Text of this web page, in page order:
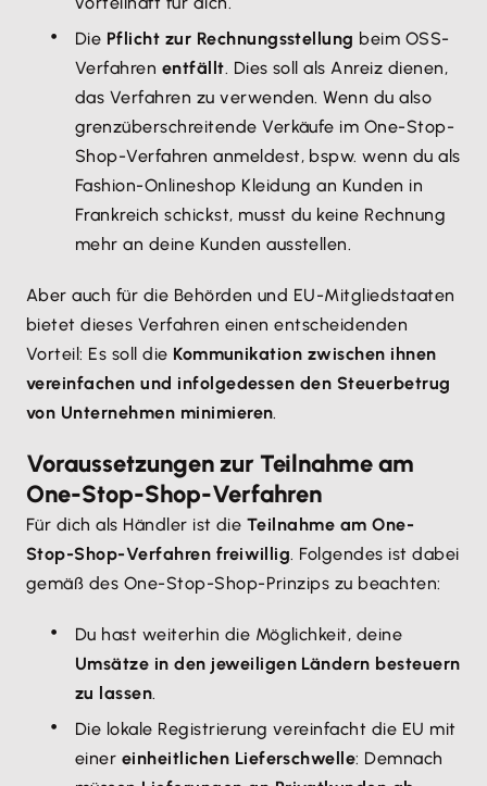
Die Pflicht zur Rechnungsstellung beim OSS-
Verfahren entfällt. Dies soll als Anreiz dienen,
das Verfahren zu verwenden. Wenn du also
grenzüberschreitende Verkäufe im One-Stop-
Shop-Verfahren anmeldest, bspw. wenn du als
Fashion-Onlineshop Kleidung an Kunden in
Frankreich schickst, musst du keine Rechnung
mehr an deine Kunden ausstellen.
Aber auch für die Behörden und EU-Mitgliedstaaten
bietet dieses Verfahren einen entscheidenden
Vorteil: Es soll die Kommunikation zwischen ihnen
vereinfachen und infolgedessen den Steuerbetrug
von Unternehmen minimieren.
Voraussetzungen zur Teilnahme am
One-Stop-Shop-Verfahren
Für dich als Händler ist die Teilnahme am One-
Stop-Shop-Verfahren freiwillig. Folgendes ist dabei
gemäß des One-Stop-Shop-Prinzips zu beachten:
Du hast weiterhin die Möglichkeit, deine
Umsätze in den jeweiligen Ländern besteuern
zu lassen.
Die lokale Registrierung vereinfacht die EU mit
einer einheitlichen Lieferschwelle: Demnach